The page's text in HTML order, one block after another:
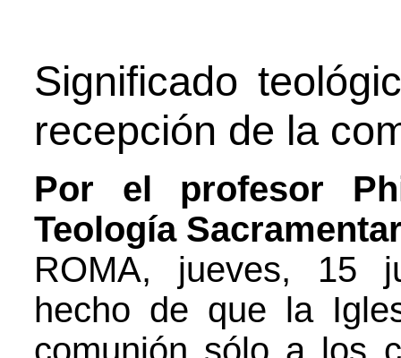
Significado
recepción de la
Por el profesor
Teología
ROMA, jueves, 15
hecho de que la
comunión sólo a los